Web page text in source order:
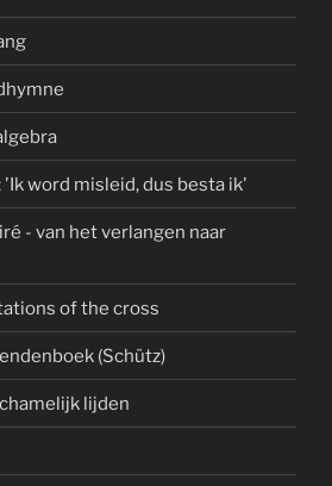
word misleid, dus besta ik'
- van het verlangen naar
of the cross
(Schütz)
lijden